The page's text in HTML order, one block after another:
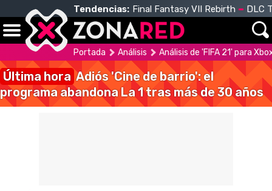
Tendencias: Final Fantasy VII Rebirth DLC
Portada Análisis Análisis de 'FIFA 21' para
Última hora Adiós 'Cine de barrio': el
programa abandona La 1 tras más de 30 años